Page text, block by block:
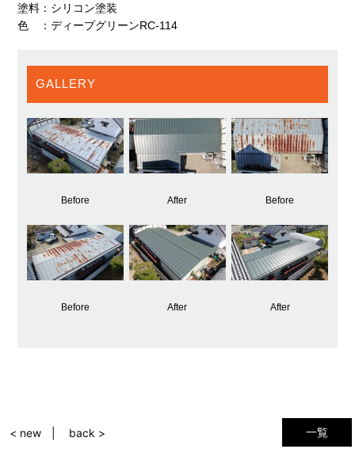
塗料：シリコン塗装
色 ：ディープグリーンRC-114
GALLERY
Before After Before
Before After After
一覧
< new back >